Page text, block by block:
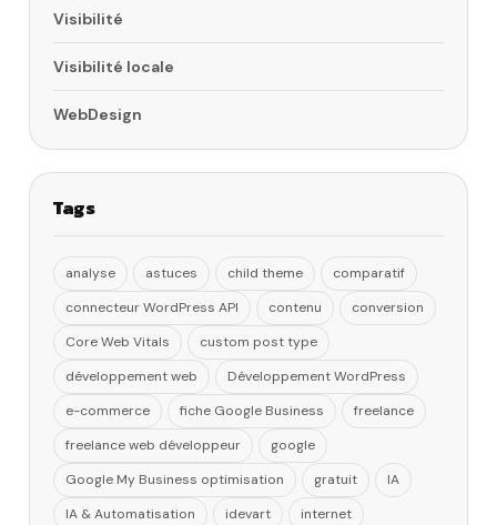
Visibilité
Visibilité locale
WebDesign
Tags
analyse astuces child theme
comparatif
connecteur WordPress API
contenu
conversion
Core Web Vitals
custom post type
développement web
Développement WordPress
e-commerce
fiche Google Business
freelance
freelance web développeur
google
Google My Business optimisation
gratuit
IA
IA & Automatisation
idevart
internet